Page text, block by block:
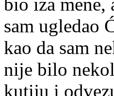
bio iza mene,
sam ugledao
kao da sam
nije bilo
kutiju i